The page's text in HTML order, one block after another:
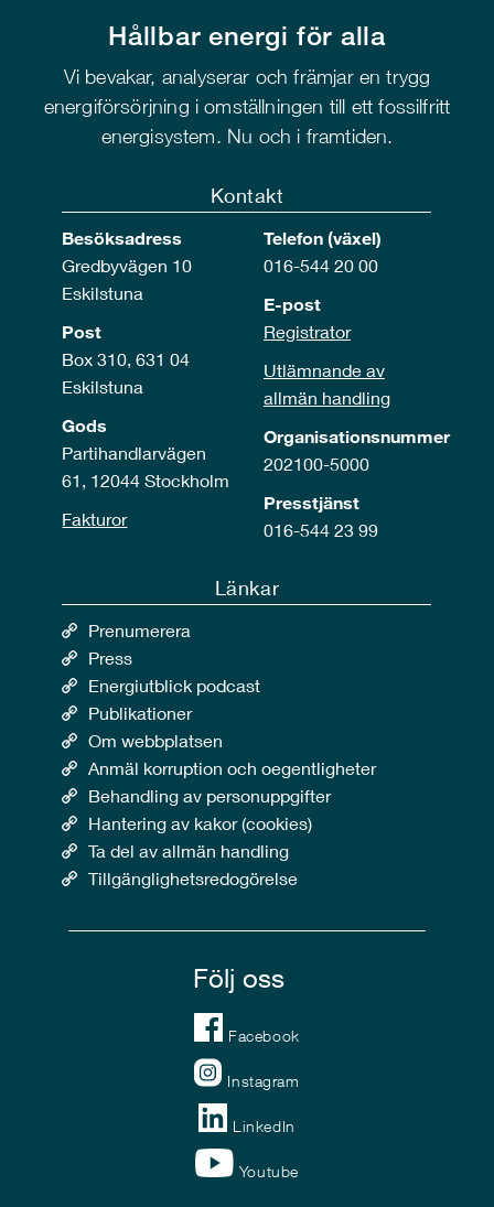
Hållbar energi för alla
Vi bevakar, analyserar och främjar en trygg
energiförsörjning i omställningen till ett fossilfritt
energisystem. Nu och i framtiden.
Kontakt
Besöksadress
Gredbyvägen 10
Eskilstuna
Post
Box 310, 631 04
Eskilstuna
Gods
Partihandlarvägen
61, 12044 Stockholm
Fakturor
Telefon (växel)
016-544 20 00
E-post
Registrator
Utlämnande av
allmän handling
Organisationsnummer
202100-5000
Presstjänst
016-544 23 99
Länkar
Prenumerera
Press
Energiutblick podcast
Publikationer
Om webbplatsen
Anmäl korruption och oegentligheter
Behandling av personuppgifter
Hantering av kakor (cookies)
Ta del av allmän handling
Tillgänglighetsredogörelse
Följ oss
Facebook
Instagram
LinkedIn
Youtube